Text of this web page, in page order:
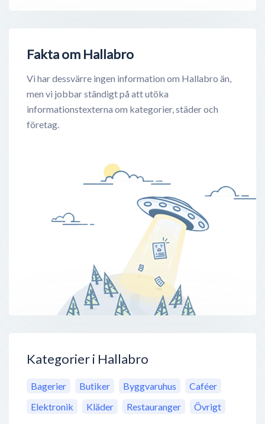
Fakta om Hallabro
Vi har dessvärre ingen information om Hallabro än,
men vi jobbar ständigt på att utöka
informationstexterna om kategorier, städer och
företag.
Kategorier i Hallabro
Bagerier Butiker Byggvaruhus
Caféer
Elektronik
Kläder Restauranger Övrigt